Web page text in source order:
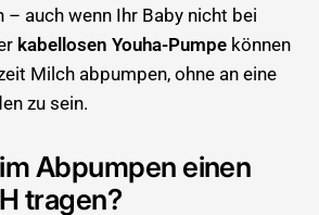
– auch wenn Ihr Baby nicht bei
kabellosen Youha-Pumpe können
Milch abpumpen, ohne an eine
zu sein.
Abpumpen einen
tragen?